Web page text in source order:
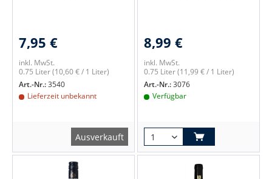
7,95 €
inkl. MwSt.
0.75 Liter(10,60 € / 1 Liter)
Art.-Nr.:3540
Lieferzeit unbekannt
Ausverkauft
8,99 €
inkl. MwSt.
0.75 Liter(11,99 € / 1 Liter)
Art.-Nr.:3076
Verfügbar